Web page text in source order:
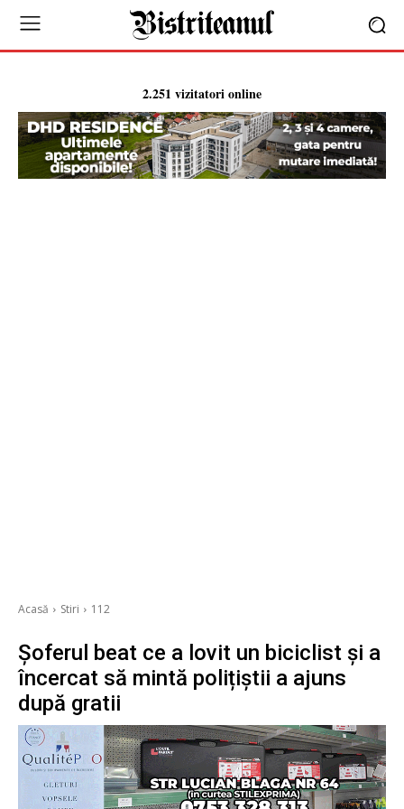
2.251 vizitatori online
Acasă Stiri 112
Șoferul beat ce a lovit un biciclist și a
încercat să mintă polițiștii a ajuns
după gratii